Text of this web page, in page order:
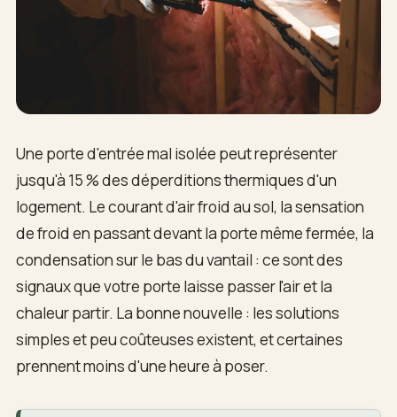
Une porte d'entrée mal isolée peut représenter
jusqu'à 15 % des déperditions thermiques d'un
logement. Le courant d'air froid au sol, la sensation
de froid en passant devant la porte même fermée, la
condensation sur le bas du vantail : ce sont des
signaux que votre porte laisse passer l'air et la
chaleur partir. La bonne nouvelle : les solutions
simples et peu coûteuses existent, et certaines
prennent moins d'une heure à poser.